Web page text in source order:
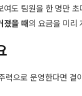
도 팀원을 한 명만 초
졌을 때 의 요금을 미리
력으로 운영한다면 결